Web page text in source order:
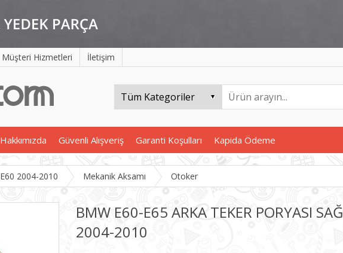
Müşteri Hizmetleri İletişim
Hakkımızda Güvenli Alışveriş Garanti Koşulları Kapida Ödeme
E60 2004-2010 Mekanik Aksamı Otoker
BMW E60-E65 ARKA TEKER PORYASI SAĞ
2004-2010